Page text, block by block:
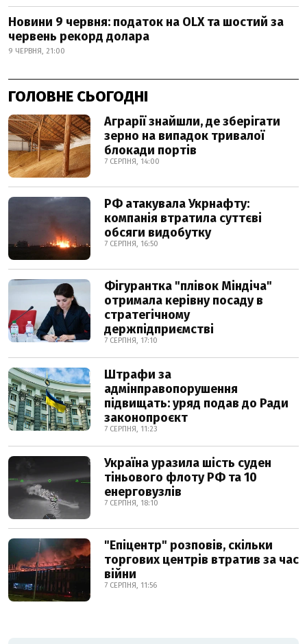
Новини 9 червня: податок на OLX та шостий за
червень рекорд долара
9 ЧЕРВНЯ, 21:00
ГОЛОВНЕ СЬОГОДНІ
Аграрії знайшли, де зберігати
зерно на випадок тривалої
блокади портів
7 СЕРПНЯ, 14:00
РФ атакувала Укрнафту:
компанія втратила суттєві
обсяги видобутку
7 СЕРПНЯ, 16:50
Фігурантка "плівок Міндіча"
отримала керівну посаду в
стратегічному
держпідприємстві
7 СЕРПНЯ, 17:10
Штрафи за
адмінправопорушення
підвищать: уряд подав до Ради
законопроєкт
7 СЕРПНЯ, 11:23
Україна уразила шість суден
тіньового флоту РФ та 10
енерговузлів
7 СЕРПНЯ, 18:10
"Епіцентр" розповів, скільки
торгових центрів втратив за час
війни
7 СЕРПНЯ, 11:56